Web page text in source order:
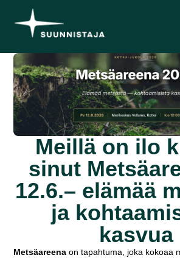
Meillä on ilo
sinut
12.6.– elämää
ja
kasvua
Metsäareenaon tapahtuma, joka kokoaa